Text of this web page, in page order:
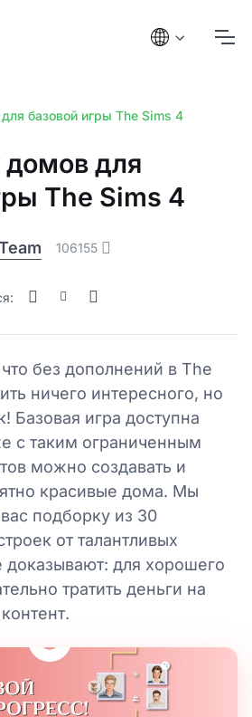
базовой игры The Sims 4
для
The Sims 4
106155
без дополнений в The
ничего интересного, но
Базовая игра доступна
с таким ограниченным
можно создавать и
красивые дома. Мы
подборку из 30
от талантливых
доказывают: для хорошего
тратить деньги на